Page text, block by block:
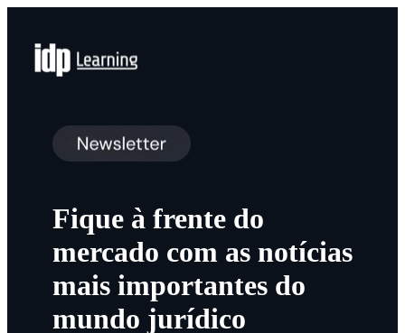
Fique à frente do
mercado com as notícias
mais importantes do
mundo jurídico